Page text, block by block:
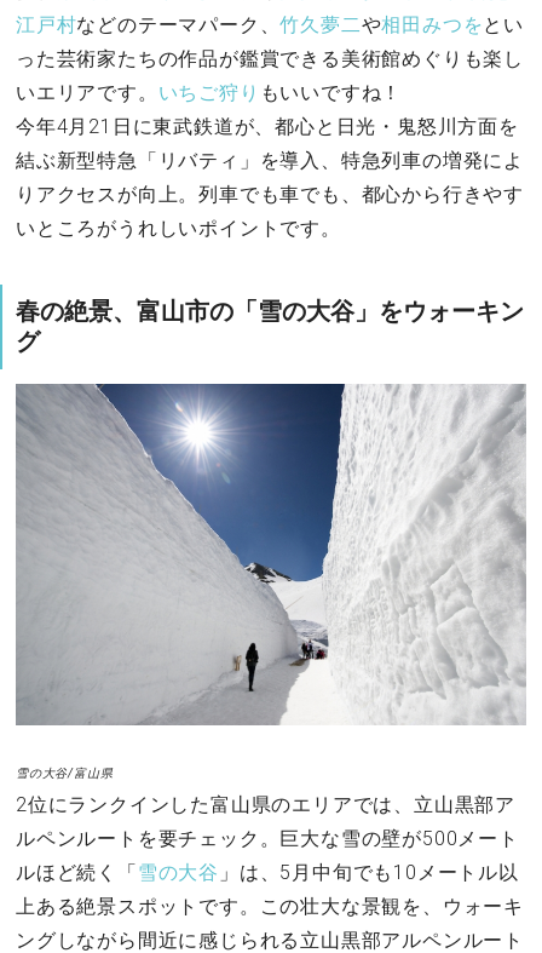
江戸村などのテーマパーク、竹久夢二や相田みつを とい
った芸術家たちの作品が鑑賞できる美術館めぐりも楽し
いエリアです。 いちご狩り もいいですね！
今年4月21日に東武鉄道が、都心と日光・鬼怒川方面を
結ぶ新型特急「リバティ」を導入、特急列車の増発によ
りアクセスが向上。列車でも車でも、都心から行きやす
いところがうれしいポイントです。
春の絶景、富山市の「雪の大谷」をウォーキン
グ
雪の大谷/富山県
2位にランクインした富山県のエリアでは、立山黒部ア
ルペンルートを要チェック。巨大な雪の壁が500メート
ルほど続く「雪の大谷 」は、5月中旬でも10メートル以
上ある絶景スポットです。この壮大な景観を、ウォーキ
ングしながら間近に感じられる立山黒部アルペンルート